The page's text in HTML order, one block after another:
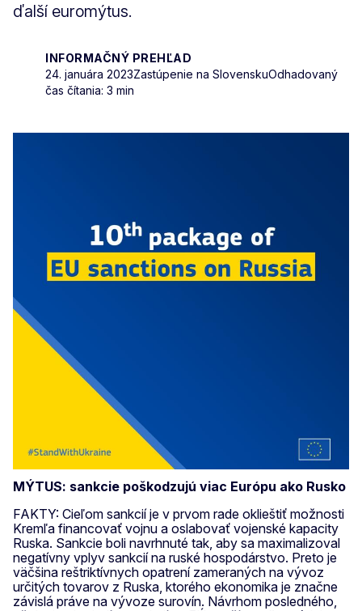
ďalší euromýtus.
INFORMAČNÝ PREHĽAD
24. januára 2023Zastúpenie na SlovenskuOdhadovaný
čas čítania: 3 min
MÝTUS: sankcie poškodzujú viac Európu ako Rusko
FAKTY: Cieľom sankcií je v prvom rade oklieštiť možnosti
Kremľa financovať vojnu a oslabovať vojenské kapacity
Ruska. Sankcie boli navrhnuté tak, aby sa maximalizoval
negatívny vplyv sankcií na ruské hospodárstvo. Preto je
väčšina reštriktívnych opatrení zameraných na vývoz
určitých tovarov z Ruska, ktorého ekonomika je značne
závislá práve na vývoze surovín. Návrhom posledného,